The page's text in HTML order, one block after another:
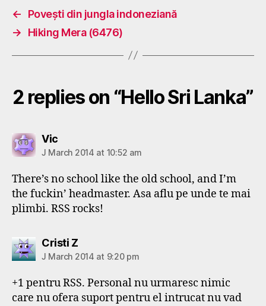
←
Povești din jungla indoneziană
→
Hiking Mera (6476)
2 replies on “Hello Sri Lanka”
Vicsays:
J March 2014 at 10:52 am
There’s no school like the old school, and I’m
the fuckin’ headmaster. Asa aflu pe unde te mai
plimbi. RSS rocks!
Cristi Zsays:
J March 2014 at 9:20 pm
+1 pentru RSS. Personal nu urmaresc nimic
care nu ofera suport pentru el intrucat nu vad